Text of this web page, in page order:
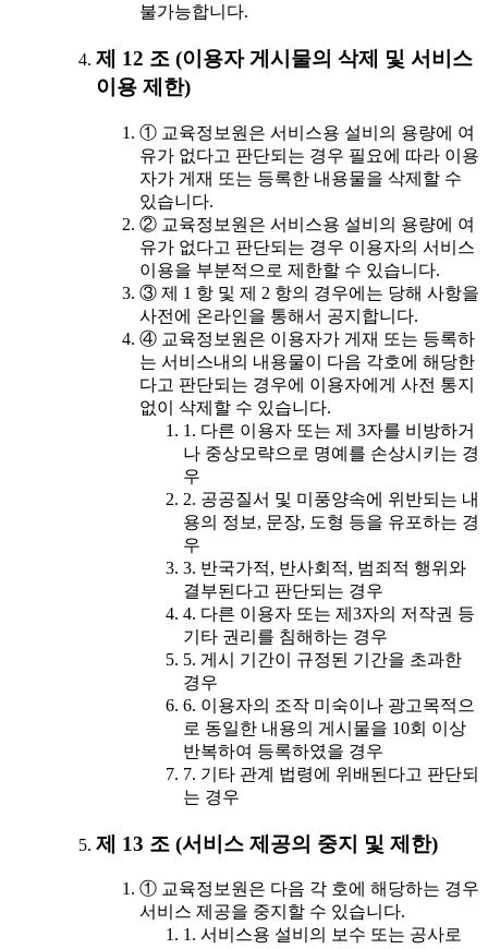
불가능합니다.
제 12 조 (이용자 게시물의 삭제 및 서비스
이용 제한)
① 교육정보원은 서비스용 설비의 용량에 여
유가 없다고 판단되는 경우 필요에 따라 이용
자가 게재 또는 등록한 내용물을 삭제할 수
있습니다.
② 교육정보원은 서비스용 설비의 용량에 여
유가 없다고 판단되는 경우 이용자의 서비스
이용을 부분적으로 제한할 수 있습니다.
③ 제 1 항 및 제 2 항의 경우에는 당해 사항을
사전에 온라인을 통해서 공지합니다.
④ 교육정보원은 이용자가 게재 또는 등록하
는 서비스내의 내용물이 다음 각호에 해당한
다고 판단되는 경우에 이용자에게 사전 통지
없이 삭제할 수 있습니다.
1. 다른 이용자 또는 제 3자를 비방하거
나 중상모략으로 명예를 손상시키는 경
우
2. 공공질서 및 미풍양속에 위반되는 내
용의 정보, 문장, 도형 등을 유포하는 경
우
3. 반국가적, 반사회적, 범죄적 행위와
결부된다고 판단되는 경우
4. 다른 이용자 또는 제3자의 저작권 등
기타 권리를 침해하는 경우
5. 게시 기간이 규정된 기간을 초과한
경우
6. 이용자의 조작 미숙이나 광고목적으
로 동일한 내용의 게시물을 10회 이상
반복하여 등록하였을 경우
7. 기타 관계 법령에 위배된다고 판단되
는 경우
제 13 조 (서비스 제공의 중지 및 제한)
① 교육정보원은 다음 각 호에 해당하는 경우
서비스 제공을 중지할 수 있습니다.
1. 서비스용 설비의 보수 또는 공사로